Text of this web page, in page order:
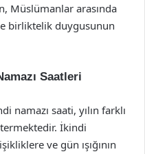
Müslümanlar arasında
birliktelik duygusunun
Saatleri
namazı saati, yılın farklı
İkindi
ve gün ışığının